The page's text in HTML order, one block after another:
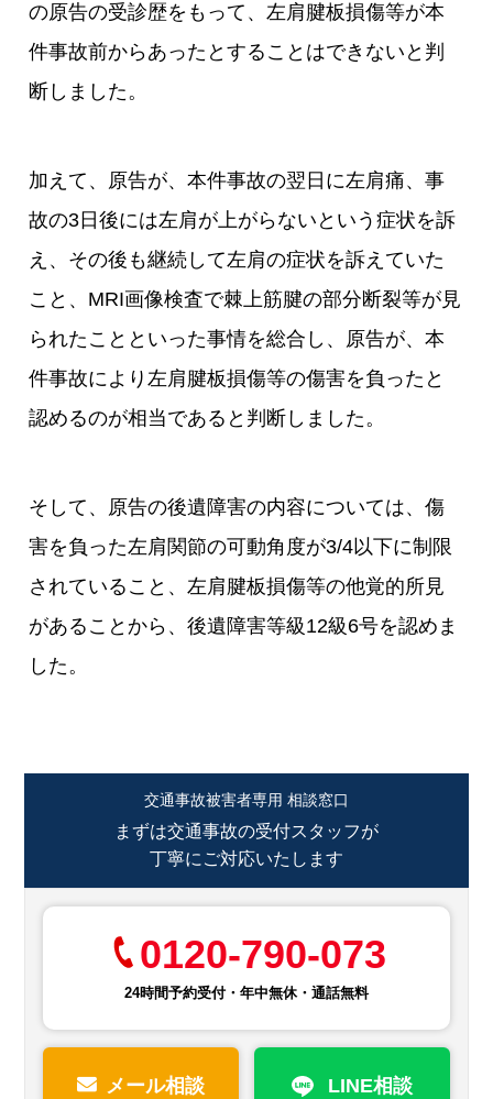
の原告の受診歴をもって、左肩腱板損傷等が本
件事故前からあったとすることはできないと判
断しました。
加えて、原告が、本件事故の翌日に左肩痛、事
故の3日後には左肩が上がらないという症状を訴
え、その後も継続して左肩の症状を訴えていた
こと、MRI画像検査で棘上筋腱の部分断裂等が見
られたことといった事情を総合し、原告が、本
件事故により左肩腱板損傷等の傷害を負ったと
認めるのが相当であると判断しました。
そして、原告の後遺障害の内容については、傷
害を負った左肩関節の可動角度が3/4以下に制限
されていること、左肩腱板損傷等の他覚的所見
があることから、後遺障害等級12級6号を認めま
した。
交通事故被害者専用 相談窓口
まずは交通事故の受付スタッフが
丁寧にご対応いたします
0120-790-073
24時間予約受付・年中無休・通話無料
メール相談 LINE相談